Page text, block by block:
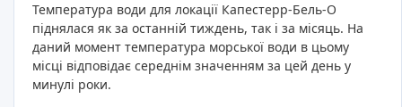
Температура води для локації Капестерр-Бель-О
піднялася як за останній тиждень, так і за місяць. На
даний момент температура морської води в цьому
місці відповідає середнім значенням за цей день у
минулі роки.